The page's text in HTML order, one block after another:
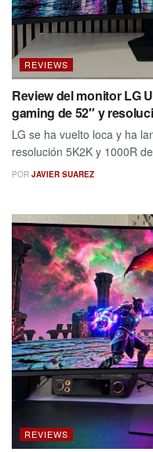
REVIEWS
Review del monitor LG
gaming de 52″ y
LG se ha vuelto loca y ha
resolución 5K2K y 1000R
POR JAVIER SUAREZ
REVIEWS